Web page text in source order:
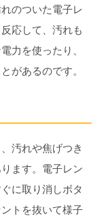
のついた電子レ
応して、汚れも
力を使ったり、
があるのです。
汚れや焦げつき
ます。電子レン
に取り消しボタ
トを抜いて様子